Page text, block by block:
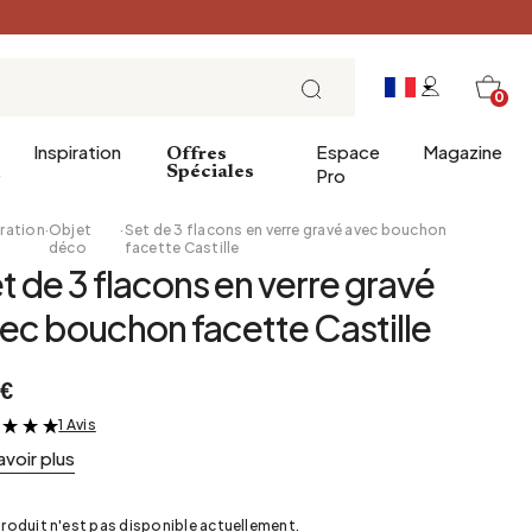
0
salle de bains
bain
Entrée
Salle à manger
Inspiration
Petit Déjeuner
Brunch
Offres
Spéciales
Espace
Pro
Magazine
·Objet
déco
·Set de 3 flacons en verre gravé avec bouchon
facette Castille
de 3 flacons en verre gravé
bouchon facette Castille
&
1 Avis
plus
n'est pas disponible actuellement.